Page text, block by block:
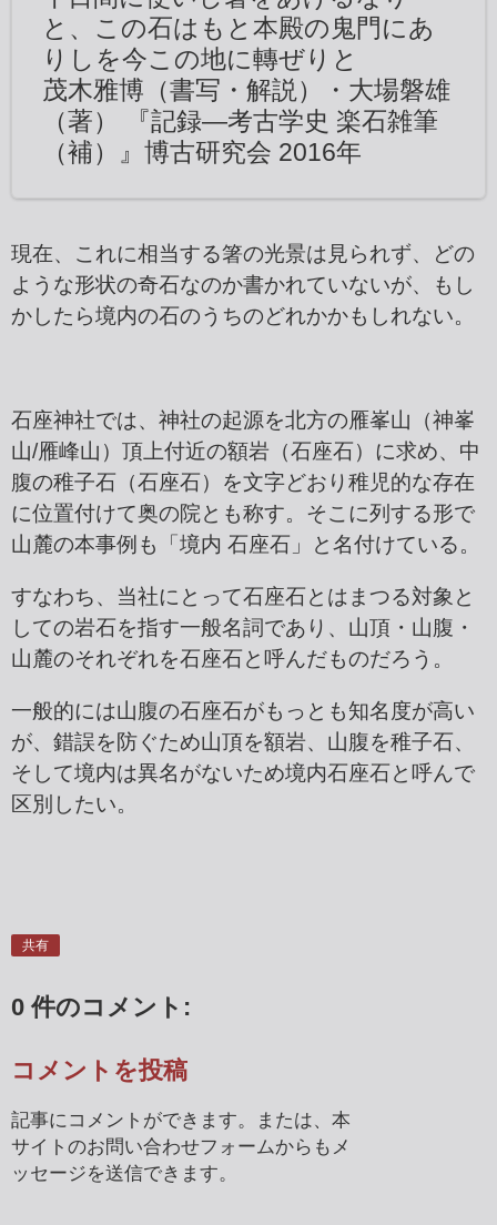
と、この石はもと本殿の鬼門にあ
りしを今この地に轉ぜりと
茂木雅博（書写・解説）・大場磐雄
（著） 『記録―考古学史 楽石雑筆
（補）』博古研究会 2016年
現在、これに相当する箸の光景は見られず、どの
ような形状の奇石なのか書かれていないが、もし
かしたら境内の石のうちのどれかかもしれない。
石座神社では、神社の起源を北方の雁峯山（神峯
山/雁峰山）頂上付近の額岩（石座石）に求め、中
腹の稚子石（石座石）を文字どおり稚児的な存在
に位置付けて奥の院とも称す。そこに列する形で
山麓の本事例も「境内 石座石」と名付けている。
すなわち、当社にとって石座石とはまつる対象と
しての岩石を指す一般名詞であり、山頂・山腹・
山麓のそれぞれを石座石と呼んだものだろう。
一般的には山腹の石座石がもっとも知名度が高い
が、錯誤を防ぐため山頂を額岩、山腹を稚子石、
そして境内は異名がないため境内石座石と呼んで
区別したい。
共有
0 件のコメント:
コメントを投稿
記事にコメントができます。または、本
サイトのお問い合わせフォームからもメ
ッセージを送信できます。